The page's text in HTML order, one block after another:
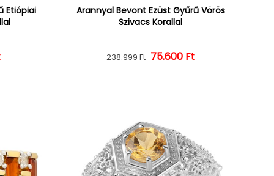
Etiópiai
ár
Arannyal Bevont Ezüst Gyűrű Vörös
Szivacs Korallal
Normál ár
238.999 Ft Kedvezményes ár
75.600 Ft